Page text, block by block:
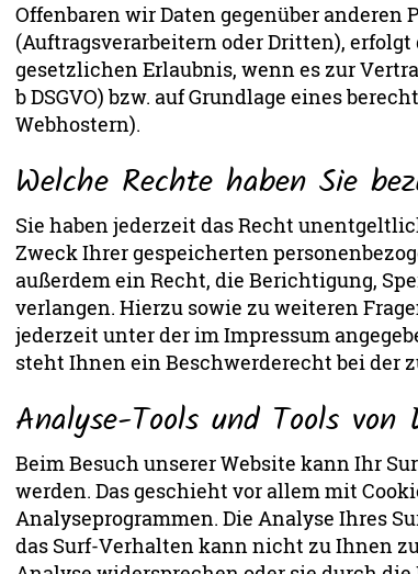
Offenbaren wir Daten gegenüber anderen
(Auftragsverarbeitern oder Dritten),
gesetzlichen Erlaubnis, wenn es zur
b DSGVO) bzw. auf Grundlage eines
Webhostern).
Welche Rechte haben Sie
Sie haben jederzeit das Recht
Zweck Ihrer gespeicherten
außerdem ein Recht, die Berichtigung,
verlangen. Hierzu sowie zu weiteren
jederzeit unter der im Impressum
steht Ihnen ein Beschwerderecht bei der
Analyse-Tools und Tools
Beim Besuch unserer Website kann Ihr
werden. Das geschieht vor allem mit
Analyseprogrammen. Die Analyse Ihres
das Surf-Verhalten kann nicht zu Ihnen